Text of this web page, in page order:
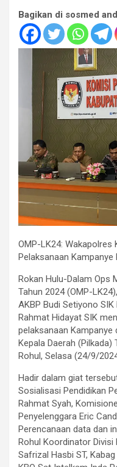
Bagikan di sosmed
OMP-LK24: Wakapolres
Pelaksanaan Kampanye
Rokan Hulu-Dalam Ops
Tahun 2024 (OMP-
AKBP Budi Setiyono
Rahmat Hidayat SIK
pelaksanaan Kampanye
Kepala Daerah (Pilkada)
Rohul, Selasa (24/9/
Hadir dalam giat
Sosialisasi Pendidikan
Rahmat Syah,
Penyelenggara Eric
Perencanaan data dan
Rohul Koordinator Divisi
Safrizal Hasbi ST,